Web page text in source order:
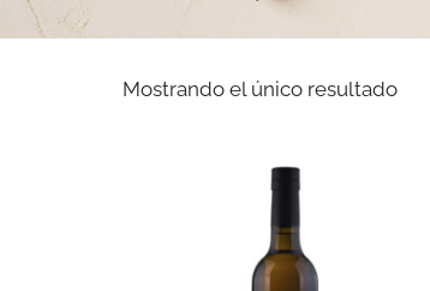
Mostrando el único resultado